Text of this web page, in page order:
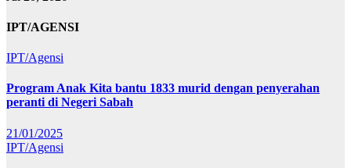
IPT/AGENSI
IPT/Agensi
Program Anak Kita bantu 1833 murid dengan penyerahan
peranti di Negeri Sabah
21/01/2025
IPT/Agensi